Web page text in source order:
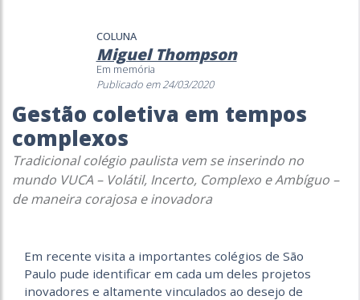
COLUNA
Miguel Thompson
Em memória
Publicado em 24/03/2020
Gestão coletiva em tempos
complexos
Tradicional colégio paulista vem se inserindo no
mundo VUCA – Volátil, Incerto, Complexo e Ambíguo –
de maneira corajosa e inovadora
Em recente visita a importantes colégios de São
Paulo pude identificar em cada um deles projetos
inovadores e altamente vinculados ao desejo de